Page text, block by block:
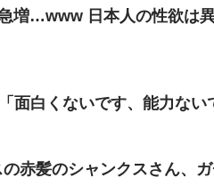
増…www 日本人の性欲は
面白くないです、能力な
の赤髪のシャンクスさん、